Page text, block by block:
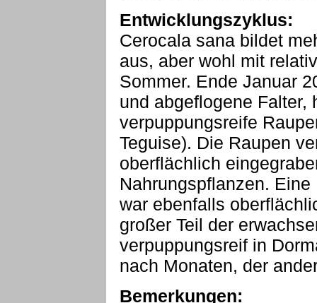
Entwicklungszyklus:
Cerocala sana bildet
aus, aber wohl mit
Sommer. Ende Januar
und abgeflogene Falter,
verpuppungsreife
Teguise). Die Raupen
oberflächlich
Nahrungspflanzen.
war ebenfalls
großer Teil der
verpuppungsreif in
nach Monaten, der
Bemerkungen: